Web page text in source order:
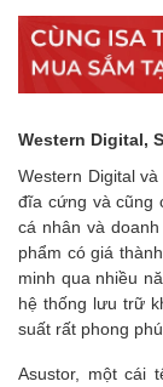
Western Digital,
Western Digital
đĩa cứng và cũng
cá nhân và
phẩm có giá
minh qua nhiều
hệ thống lưu trữ
suất rất phong phú.
Asustor, một cái